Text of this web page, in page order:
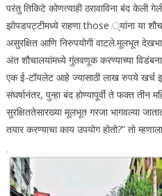
परंतु तिकिटे कोणत्याही ठरावाविना बंद केली
झोपडपट्टीमध्ये राहणा those ्यांना या
असुरक्षित आणि निरुपयोगी वाटले.मूलभूत
अंत शौचालयांमध्ये गुंतवणूक करण्याच्या
एक ई-टॉयलेट आहे ज्यासाठी लाख रुपये खर्च
संघर्षानंतर, पुन्हा बंद होण्यापूर्वी ते फक्त तीन
सुरक्षिततेसारख्या मूलभूत गरजा भागवल्या
तयार करण्याचा काय उपयोग होतो?” तो